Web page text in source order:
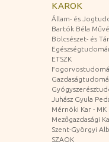
KAROK
Állam- és
Bartók Béla
Bölcsészet- és
ETSZK
Juhász Gyula
Mérnöki Kar - MK
Mezőgazdasági
Szent-Györgyi
SZAOK